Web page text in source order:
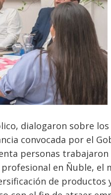
dialogaron sobre los
convocada por el
personas
en Ñuble, el
de productos